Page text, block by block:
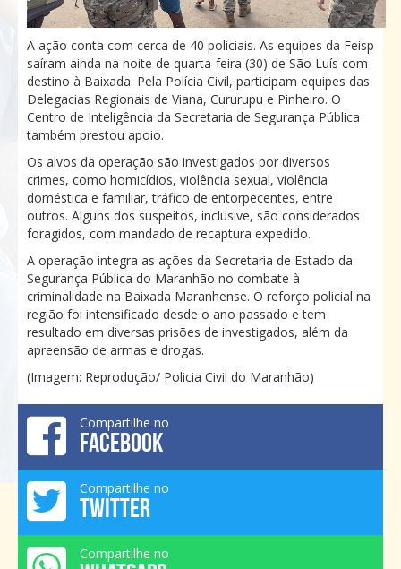
A ação conta com cerca de 40 policiais. As equipes da Feisp
saíram ainda na noite de quarta-feira (30) de São Luís com
destino à Baixada. Pela Polícia Civil, participam equipes das
Delegacias Regionais de Viana, Cururupu e Pinheiro. O
Centro de Inteligência da Secretaria de Segurança Pública
também prestou apoio.
Os alvos da operação são investigados por diversos
crimes, como homicídios, violência sexual, violência
doméstica e familiar, tráfico de entorpecentes, entre
outros. Alguns dos suspeitos, inclusive, são considerados
foragidos, com mandado de recaptura expedido.
A operação integra as ações da Secretaria de Estado da
Segurança Pública do Maranhão no combate à
criminalidade na Baixada Maranhense. O reforço policial na
região foi intensificado desde o ano passado e tem
resultado em diversas prisões de investigados, além da
apreensão de armas e drogas.
(Imagem: Reprodução/ Policia Civil do Maranhão)
Compartilhe no
FACEBOOK
Compartilhe no
TWITTER
Compartilhe no